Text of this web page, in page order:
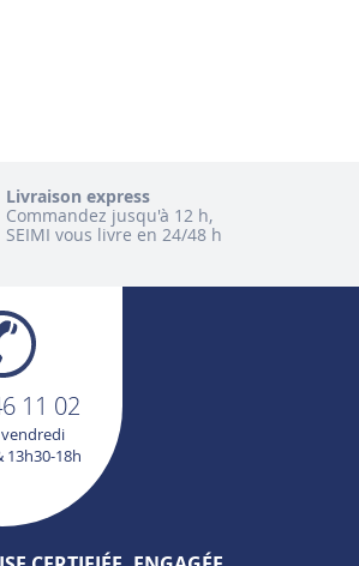
Livraison express
Commandez jusqu'à 12 h,
SEIMI vous livre en 24/48 h
11 02
13h30-18h